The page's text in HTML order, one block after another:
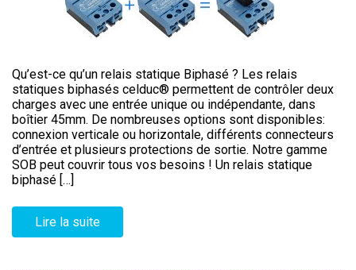
Qu’est-ce qu’un relais statique Biphasé ? Les relais
statiques biphasés celduc® permettent de contrôler deux
charges avec une entrée unique ou indépendante, dans
boîtier 45mm. De nombreuses options sont disponibles:
connexion verticale ou horizontale, différents connecteurs
d’entrée et plusieurs protections de sortie. Notre gamme
SOB peut couvrir tous vos besoins ! Un relais statique
biphasé […]
Lire la suite